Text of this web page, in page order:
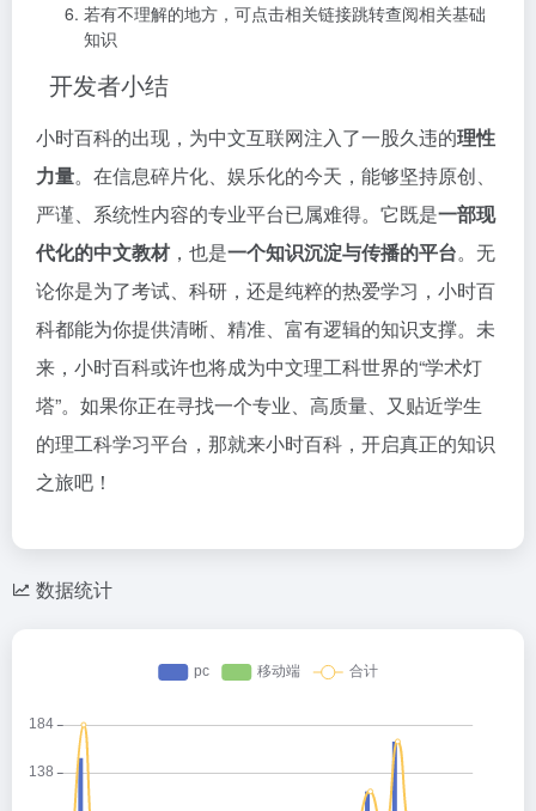
若有不理解的地方，可点击相关链接跳转查阅相关基础
知识
开发者小结
小时百科的出现，为中文互联网注入了一股久违的理性
力量。在信息碎片化、娱乐化的今天，能够坚持原创、
严谨、系统性内容的专业平台已属难得。它既是一部现
代化的中文教材，也是一个知识沉淀与传播的平台。无
论你是为了考试、科研，还是纯粹的热爱学习，小时百
科都能为你提供清晰、精准、富有逻辑的知识支撑。未
来，小时百科或许也将成为中文理工科世界的“学术灯
塔”。如果你正在寻找一个专业、高质量、又贴近学生
的理工科学习平台，那就来小时百科，开启真正的知识
之旅吧！
数据统计